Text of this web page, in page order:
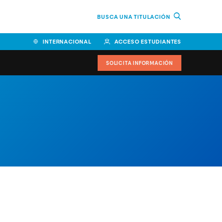
BUSCA UNA TITULACIÓN
INTERNACIONAL ACCESO ESTUDIANTES
Facultad de Economía y
SOLICITA INFORMACIÓN